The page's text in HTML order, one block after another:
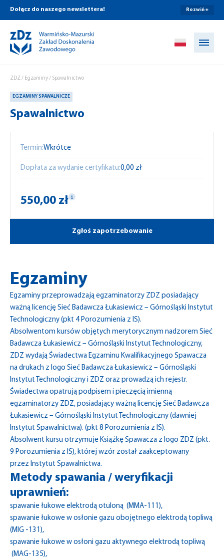
Dołącz do naszego newslettera! Rozwiń +
ZDZ/ Egzaminy/ Spawalnictwo
EGZAMINY SPAWALNICZE
Spawalnictwo
Termin:Wkrótce
Dopłata za wydanie certyfikatu:0,00 zł
550,00 zł
Zgłoś zapotrzebowanie
Egzaminy
Egzaminy przeprowadzają egzaminatorzy ZDZ posiadający
ważną licencję Sieć Badawcza Łukasiewicz – Górnośląski Instytut
Technologiczny (pkt 4 Porozumienia z IS).
Absolwentom kursów objętych merytorycznym nadzorem Sieć
Badawcza Łukasiewicz – Górnośląski Instytut Technologiczny,
ZDZ wydają Świadectwa Egzaminu Kwalifikacyjnego Spawacza
na drukach z logo Sieć Badawcza Łukasiewicz – Górnośląski
Instytut Technologiczny i ZDZ oraz prowadzą ich rejestr.
Świadectwa opatrują podpisem i pieczęcią imienną
egzaminatorzy ZDZ, posiadający ważną licencję Sieć Badawcza
Łukasiewicz – Górnośląski Instytut Technologiczny (dawniej
Instytut Spawalnictwa). (pkt 8 Porozumienia z IS).
Absolwent kursu otrzymuje Książkę Spawacza z logo ZDZ (pkt.
9 Porozumienia z IS), której wzór został zaakceptowany
przez Instytut Spawalnictwa.
Metody spawania / weryfikacji
uprawnień:
spawanie łukowe elektrodą otuloną (MMA-111),
spawanie łukowe w osłonie gazu obojętnego elektrodą topliwą
(MIG -131),
spawanie łukowe w osłoni gazu aktywnego elektrodą topliwą
(MAG-135),